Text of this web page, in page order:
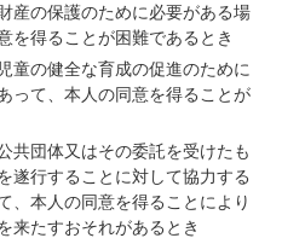
産の保護のために必要がある場
を得ることが困難であるとき
童の健全な育成の促進のために
って、本人の同意を得ることが
共団体又はその委託を受けたも
遂行することに対して協力する
、本人の同意を得ることにより
来たすおそれがあるとき